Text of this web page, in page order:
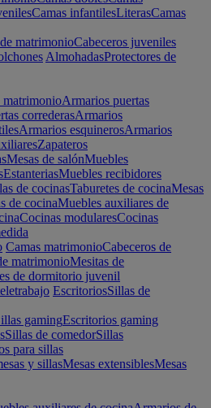
Camas infantilesLiterasCamas
matrimonioCabeceros juveniles
AlmohadasProtectores de
matrimonioArmarios puertas
correderasArmarios
Armarios esquinerosArmarios
Zapateros
Mesas de salónMuebles
EstanteriasMuebles recibidores
de cocinasTaburetes de cocinaMesas
de cocinaMuebles auxiliares de
Cocinas modularesCocinas
Camas matrimonioCabeceros de
matrimonioMesitas de
de dormitorio juvenil
EscritoriosSillas de
gamingEscritorios gaming
Sillas de comedorSillas
para sillas
y sillasMesas extensiblesMesas